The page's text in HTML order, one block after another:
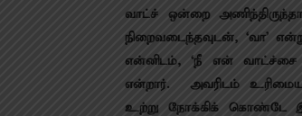
வாட்ச் ஒன்றை
நிறைவடைந்தவுடன், ‘வா’
என்னிடம், ‘நீ என்
என்றார். அவரிடம்
உற்று நோக்கிக் கொண்டே